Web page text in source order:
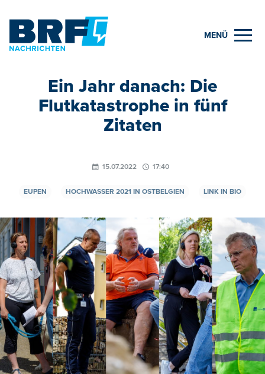
MENÜ
Ein Jahr danach: Die
Flutkatastrophe in fünf
Zitaten
15.07.2022 17:40
EUPEN HOCHWASSER 2021 IN OSTBELGIEN LINK IN BIO